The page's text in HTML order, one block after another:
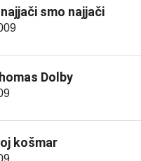
smo najjači
Dolby
košmar